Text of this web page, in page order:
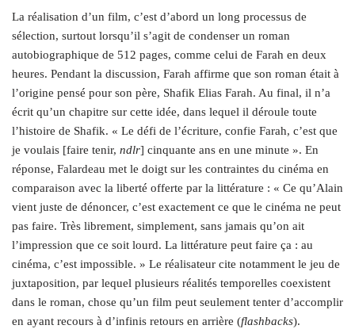
La réalisation d’un film, c’est d’abord un long processus de
sélection, surtout lorsqu’il s’agit de condenser un roman
autobiographique de 512 pages, comme celui de Farah en deux
heures. Pendant la discussion, Farah affirme que son roman était à
l’origine pensé pour son père, Shafik Elias Farah. Au final, il n’a
écrit qu’un chapitre sur cette idée, dans lequel il déroule toute
l’histoire de Shafik. « Le défi de l’écriture, confie Farah, c’est que
je voulais [faire tenir, ndlr] cinquante ans en une minute ». En
réponse, Falardeau met le doigt sur les contraintes du cinéma en
comparaison avec la liberté offerte par la littérature : « Ce qu’Alain
vient juste de dénoncer, c’est exactement ce que le cinéma ne peut
pas faire. Très librement, simplement, sans jamais qu’on ait
l’impression que ce soit lourd. La littérature peut faire ça : au
cinéma, c’est impossible. » Le réalisateur cite notamment le jeu de
juxtaposition, par lequel plusieurs réalités temporelles coexistent
dans le roman, chose qu’un film peut seulement tenter d’accomplir
en ayant recours à d’infinis retours en arrière (flashbacks).